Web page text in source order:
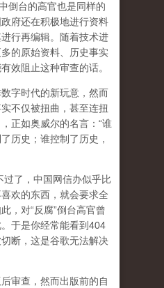
倒台的高官也是同样的
府还在积极地进行资料
行再编辑。随着技术进
的原始资料、历史事实
效阻止这种审查的话。
字时代的新玩意，然而
不仅被扭曲，甚至连扭
正如奥威尔的名言：“谁
历史；谁控制了历史，
了，中国网信办似乎比
欢的东西，就会要求全
，对“反腐”倒台高官曾
于是你经常能看到404
断，这是谷歌无法解决
审查，然而出版前的自